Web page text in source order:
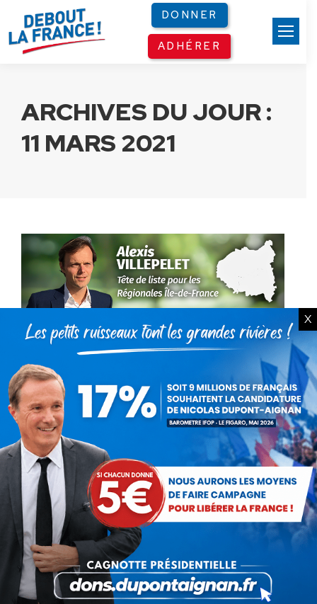
DONNER
ADHÉRER
ARCHIVES DU JOUR :
11 MARS 2021
Régionales 2021 : Alexis
Villepelet tête de liste pour
l’Ile-de-France
Actualités Par
Alexis Villepelet
11 mars 2021
Je m’appelle Alexis Villepelet, j’ai 35 ans et je
vis à Asnières, dans les Hauts-de-Seine. J’ai
rejoint Nicolas Dupont Aignan (NDA) en 2015,
à l’occasion des élections régionales en Ile-
de-France…
X
Panneau de gestion des cookies